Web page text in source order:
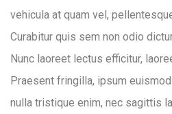
vehicula at quam vel,
Curabitur quis sem non odio
Nunc laoreet lectus efficitur,
Praesent fringilla, ipsum
nulla tristique enim, nec sagittis